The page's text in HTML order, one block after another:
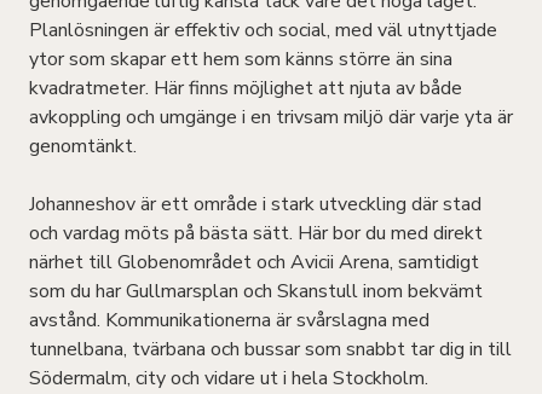
Planlösningen är effektiv och social, med väl utnyttjade
ytor som skapar ett hem som känns större än sina
kvadratmeter. Här finns möjlighet att njuta av både
avkoppling och umgänge i en trivsam miljö där varje yta är
genomtänkt.
Johanneshov är ett område i stark utveckling där stad
och vardag möts på bästa sätt. Här bor du med direkt
närhet till Globenområdet och Avicii Arena, samtidigt
som du har Gullmarsplan och Skanstull inom bekvämt
avstånd. Kommunikationerna är svårslagna med
tunnelbana, tvärbana och bussar som snabbt tar dig in till
Södermalm, city och vidare ut i hela Stockholm.